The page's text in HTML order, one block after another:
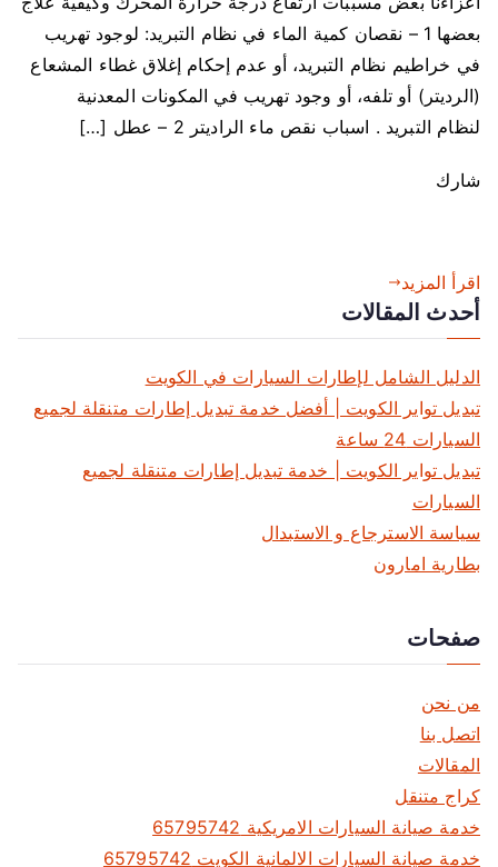
بعضها 1 – نقصان كمية الماء في نظام التبريد: لوجود تهريب
في خراطيم نظام التبريد، أو عدم إحكام إغلاق غطاء المشعاع
(الرديتر) أو تلفه، أو وجود تهريب في المكونات المعدنية
لنظام التبريد . اسباب نقص ماء الراديتر 2 – عطل […]
شارك
اقرأ المزيد
أحدث المقالات
الدليل الشامل لإطارات السيارات في الكويت
تبديل تواير الكويت | أفضل خدمة تبديل إطارات متنقلة لجميع
السيارات 24 ساعة
تبديل تواير الكويت | خدمة تبديل إطارات متنقلة لجميع
السيارات
سياسة الاسترجاع و الاستبدال
بطارية امارون
صفحات
من نحن
اتصل بنا
المقالات
كراج متنقل
خدمة صيانة السيارات الامريكية 65795742
خدمة صيانة السيارات الالمانية الكويت 65795742